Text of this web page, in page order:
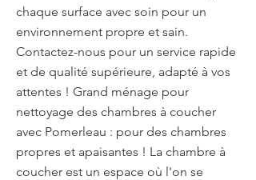
chaque surface avec soin pour un
environnement propre et sain.
Contactez-nous pour un service rapide
et de qualité supérieure, adapté à vos
attentes ! Grand ménage pour
nettoyage des chambres à coucher
avec Pomerleau : pour des chambres
propres et apaisantes ! La chambre à
coucher est un espace où l'on se